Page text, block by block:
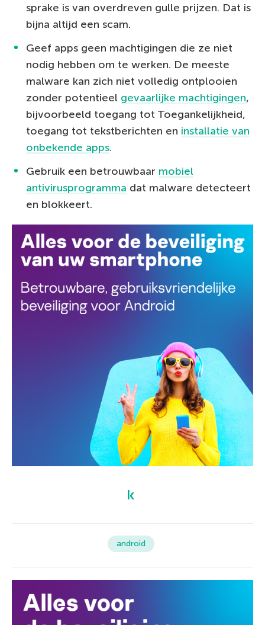
sprake is van overdreven gulle prijzen. Dat is
bijna altijd een scam.
Geef apps geen machtigingen die ze niet
nodig hebben om te werken. De meeste
malware kan zich niet volledig ontplooien
zonder potentieel gevaarlijke machtigingen,
bijvoorbeeld toegang tot Toegankelijkheid,
toegang tot tekstberichten en installatie van
onbekende apps.
Gebruik een betrouwbaar mobiel
antivirusprogramma dat malware detecteert
en blokkeert.
android